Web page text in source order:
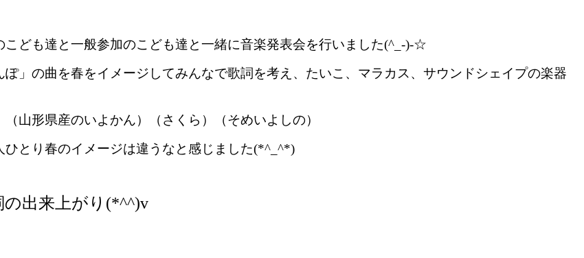
ども達と一般参加のこども達と一緒に音楽発表会を行いました(^_-)-☆
」の曲を春をイメージしてみんなで歌詞を考え、たいこ、マラカス、サウンドシェイプの楽器
山形県産のいよかん）（さくら）（そめいよしの）
ひとり春のイメージは違うなと感じました(*^_^*)
出来上がり(*^^)v